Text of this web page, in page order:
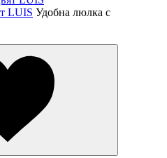
LUIS Удобна люлка с